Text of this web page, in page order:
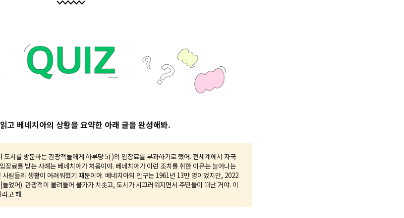
고 베네치아의 상황을 요약한 아래 글을 완성해봐.
도시를 방문하는 관광객들에게 하루당 5( )의 입장료를 부과하기로 했어. 전세계에서 자국
장료를 받는 사례는 베네치아가 처음이야. 베네치아가 이런 조치를 취한 이유는 늘어나는
람들의 생활이 어려워졌기 때문이야. 베네치아의 인구는 1961년 13만 명이었지만, 2022
었어). 관광객이 몰려들어 물가가 치솟고, 도시가 시끄러워지면서 주민들이 떠난 거야. 이
고 해.